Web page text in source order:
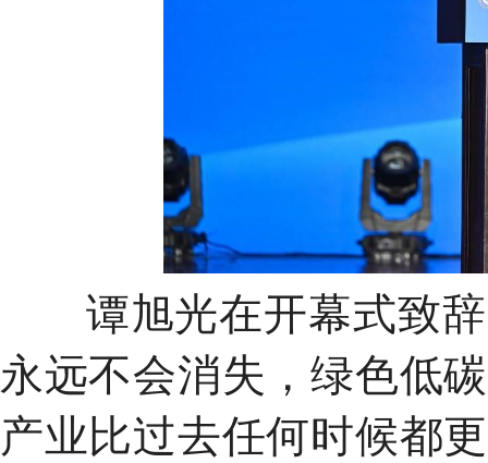
谭旭光在开幕式致
永远不会消失，绿色低
产业比过去任何时候都